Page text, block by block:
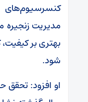
کنسرسیوم‌های
مدیریت زنجیره
بهتری بر
شود.